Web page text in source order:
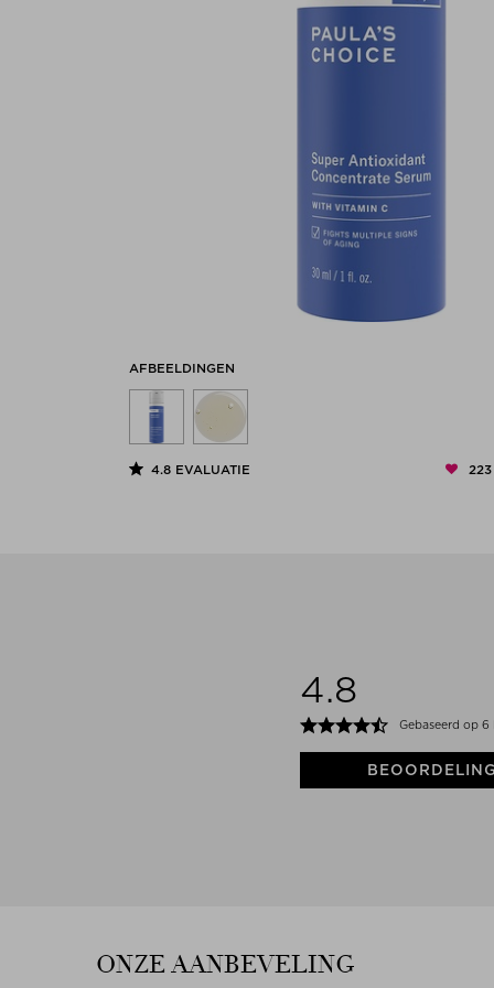
AFBEELDINGEN
4.8 EVALUATIE 223
4.8
Gebaseerd op
ONZE AANBEVELING